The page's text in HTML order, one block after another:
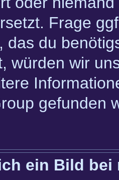
Frage
das du
würden wir
gefunden
ein Bild bei